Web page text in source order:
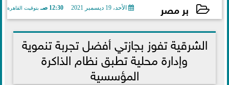
بر مصر الأحد، 19 ديسمبر 2021 12:30 صـ بتوقيت القاهرة
2021-12-19 00:30:47
الشرقية تفوز بجازتي أفضل تجربة تنموية
وإدارة محلية تطبق نظام الذاكرة
المؤسسية